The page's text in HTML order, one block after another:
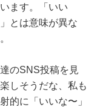
ます。「いい
とは意味が異な
のSNS投稿を見
しそうだな、私も
的に「いいな〜」